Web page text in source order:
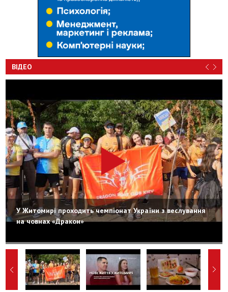
ВІДЕО
У Житомирі проходить чемпіонат України з веслування
на човнах «Дракон»